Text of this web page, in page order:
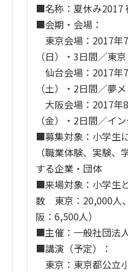
■名称：夏休み2017
■会期・会場：
東京会場：2017年
（日）・3日間／東
仙台会場：2017年
（土）・2日間／夢
大阪会場：2017
（金）・2日間／イ
■募集対象：小学生
（職業体験、実験
する企業・団体
■来場対象：小学生
数 東京：20,000人
阪：6,500人）
■主催：一般社団法
■講演（予定）：
東京：東京都公立